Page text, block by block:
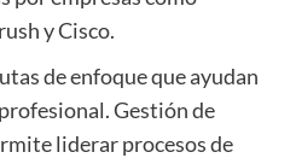
y Cisco.
de enfoque que ayudan
Gestión de
liderar procesos de